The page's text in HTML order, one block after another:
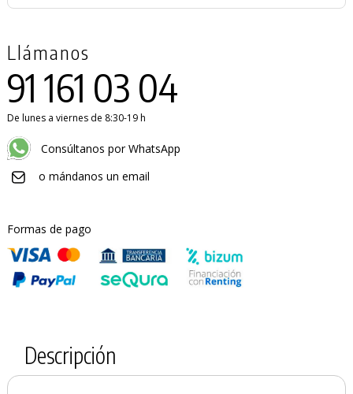
Llámanos
91 161 03 04
De lunes a viernes de 8:30-19 h
Consúltanos por WhatsApp
o mándanos un email
Formas de pago
Descripción